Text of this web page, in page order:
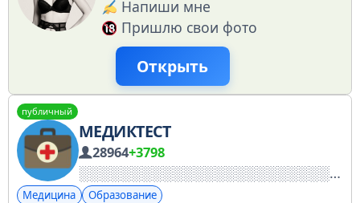
Напиши мне
Пришлю свои фото
Открыть
публичный
МЕДИКТЕСТ
28964+3798
Медицина Образование